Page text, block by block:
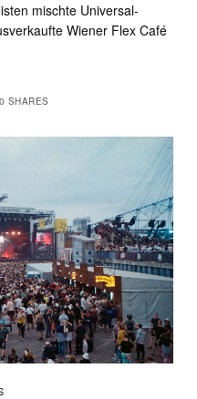
mischte Universal-
Wiener Flex Café
0 SHARES